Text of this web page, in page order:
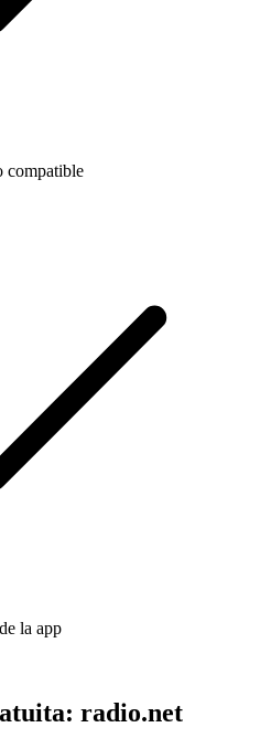
compatible
la app
radio.net